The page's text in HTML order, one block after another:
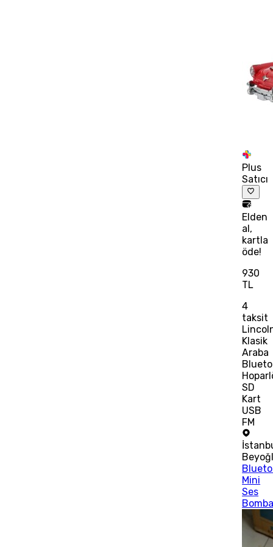
Plus
Satıcı
Elden
al,
kartla
öde!
930
TL
4
taksit
Klasik
Araba
SD
Kart
USB
FM
Mini
Ses